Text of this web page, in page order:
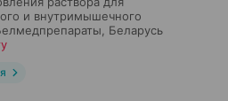
и внутримышечного
, Беларусь